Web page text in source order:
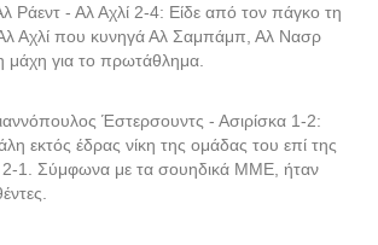
Ράεντ - Αλ Αχλί 2-4: Είδε από τον πάγκο τη
Αλ Αχλί που κυνηγά Αλ Σαμπάμπ, Αλ Νασρ
μάχη για το πρωτάθλημα.
Έστερσουντς - Ασιρίσκα 1-2:
εκτός έδρας νίκη της ομάδας του επί της
2-1. Σύμφωνα με τα σουηδικά ΜΜΕ, ήταν